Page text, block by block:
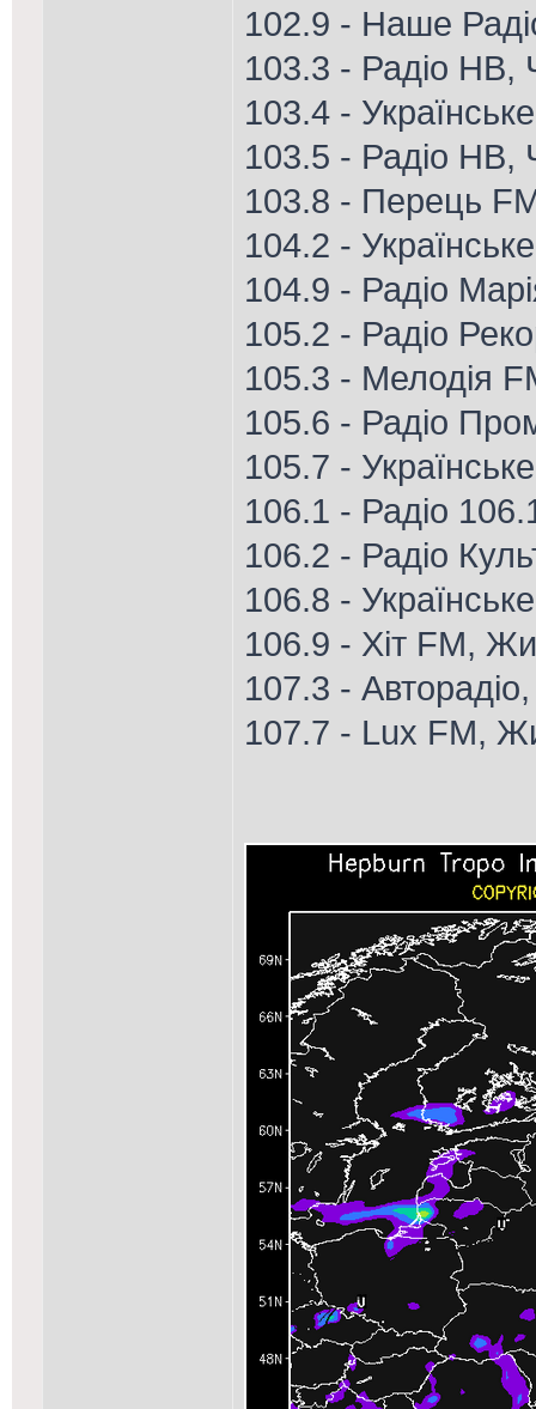
102.9 - Наше
103.3 - Радіо НВ,
103.4 -
103.5 - Радіо НВ,
103.8 - Перець
104.2 -
104.9 - Радіо
105.2 - Радіо
105.3 - Мелодія
105.6 - Радіо
105.7 -
106.1 - Радіо
106.2 - Радіо
106.8 -
106.9 - Хіт FM,
107.3 -
107.7 - Lux FM,